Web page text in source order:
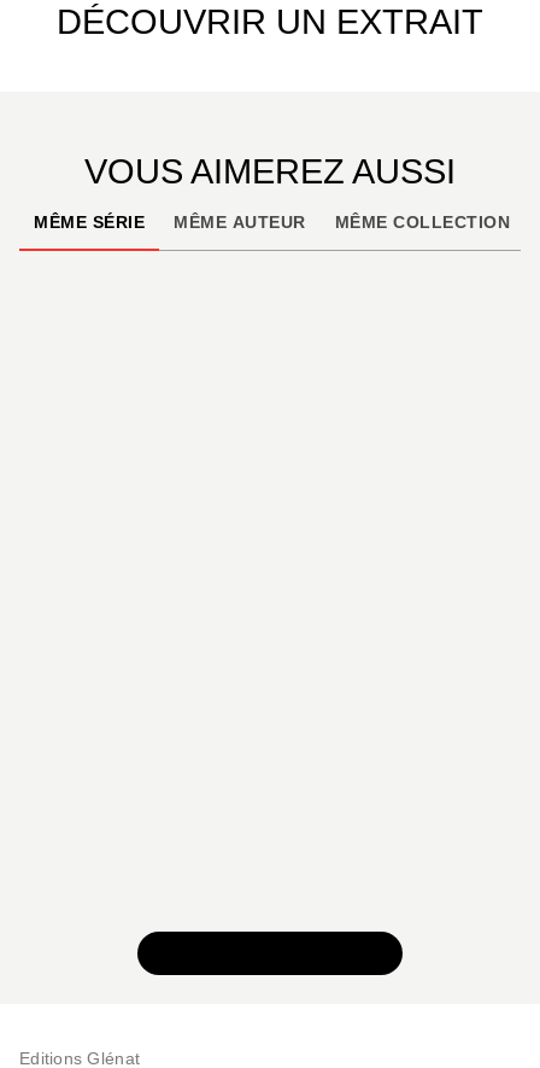
DÉCOUVRIR UN EXTRAIT
VOUS AIMEREZ AUSSI
MÊME SÉRIE MÊME AUTEUR MÊME COLLECTION
Editions Glénat